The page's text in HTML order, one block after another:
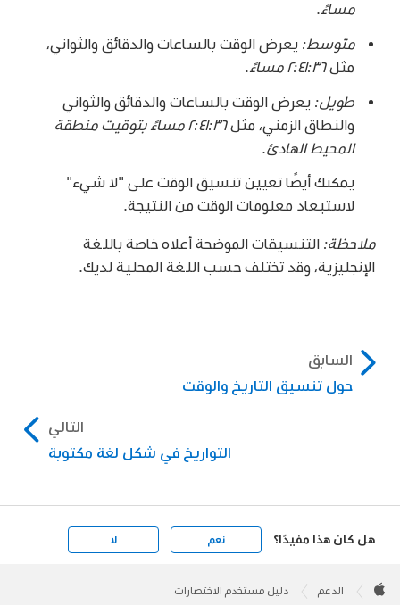
مساءً
متوسط: يعرض الوقت بالساعات والدقائق والثواني،
مثل٢:٤١:٣٦ مساءً
طويل: يعرض الوقت بالساعات والدقائق والثواني
والنطاق الزمني، مثل
٢:٤١:٣٦ مساءً بتوقيت منطقة
المحيط الهادئ
يمكنك أيضًا تعيين تنسيق الوقت على "لا شيء"
لاستبعاد معلومات الوقت من النتيجة.
ملاحظة: التنسيقات الموضحة أعلاه خاصة باللغة
الإنجليزية، وقد تختلف حسب اللغة المحلية لديك.
السابق
حول تنسيق التاريخ والوقت
التالي
التواريخ في شكل لغة مكتوبة
هل كان هذا مفيدًا؟ نعم لا
Footer

الدعم دليل مستخدم الاختصارات